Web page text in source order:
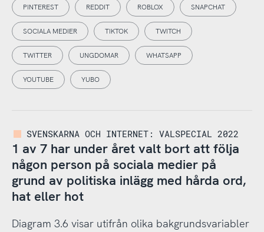
PINTEREST REDDIT ROBLOX SNAPCHAT
SOCIALA MEDIER TIKTOK TWITCH
TWITTER UNGDOMAR WHATSAPP
YOUTUBE YUBO
SVENSKARNA OCH INTERNET: VALSPECIAL 2022
1 av 7 har under året valt bort att följa
någon person på sociala medier på
grund av politiska inlägg med hårda ord,
hat eller hot
Diagram 3.6 visar utifrån olika bakgrundsvariabler